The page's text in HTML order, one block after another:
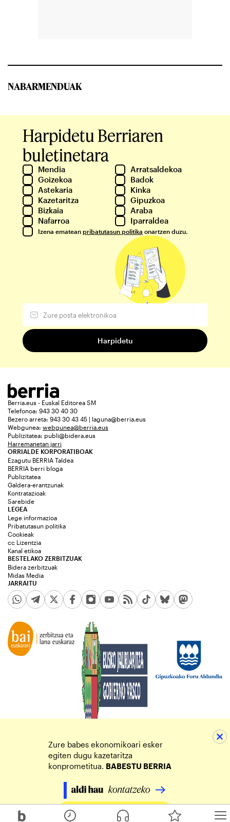
NABARMENDUAK
Harpidetu Berriaren
buletinetara
Mendia
Arratsaldekoa
Goizekoa
Badok
Astekaria
Kinka
Kazetaritza
Gipuzkoa
Bizkaia
Araba
Nafarroa
Iparraldea
Izena ematean pribatutasun politika onartzen duzu.
Berria.eus - Euskal Editorea SM
Telefonoa: 943 30 40 30
Bezero arreta: 943 30 43 45 | laguna@berria.eus
Webgunea: webgunea@berria.eus
Publizitatea: publi@bidera.eus
Harremanetan jarri
ORRIALDE KORPORATIBOAK
Ezagutu BERRIA Taldea
BERRIA berri bloga
Publizitatea
Galdera-erantzunak
Kontratazioak
Sarebide
JARRAITU
LEGEA
Lege informazioa
Pribatutasun politika
Cookieak
cc Lizentzia
Kanal etikoa
BESTELAKO ZERBITZUAK
Bidera zerbitzuak
Midas Media
Zure babes ekonomikoari esker
egiten dugu kazetaritza
konprometitua. BABESTU BERRIA
Egin zure ekarpena